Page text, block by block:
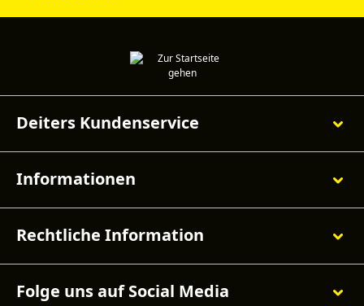
Deiters Kundenservice
Informationen
Rechtliche Information
Folge uns auf Social Media